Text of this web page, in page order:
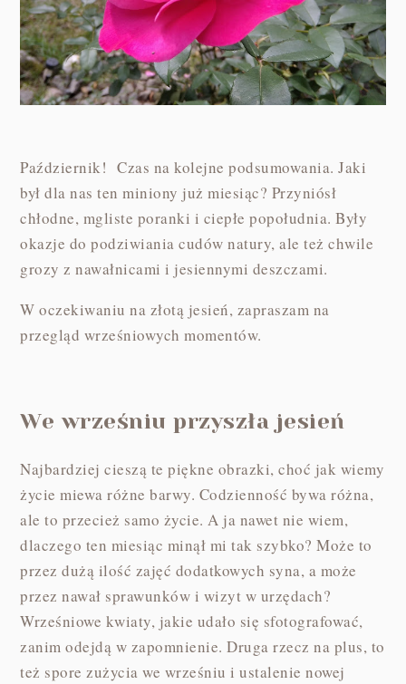
Październik! Czas na kolejne podsumowania. Jaki
był dla nas ten miniony już miesiąc? Przyniósł
chłodne, mgliste poranki i ciepłe popołudnia. Były
okazje do podziwiania cudów natury, ale też chwile
grozy z nawałnicami i jesiennymi deszczami.
W oczekiwaniu na złotą jesień, zapraszam na
przegląd wrześniowych momentów.
We wrześniu przyszła jesień
Najbardziej cieszą te piękne obrazki, choć jak wiemy
życie miewa różne barwy. Codzienność bywa różna,
ale to przecież samo życie. A ja nawet nie wiem,
dlaczego ten miesiąc minął mi tak szybko? Może to
przez dużą ilość zajęć dodatkowych syna, a może
przez nawał sprawunków i wizyt w urzędach?
Wrześniowe kwiaty, jakie udało się sfotografować,
zanim odejdą w zapomnienie. Druga rzecz na plus, to
też spore zużycia we wrześniu i ustalenie nowej